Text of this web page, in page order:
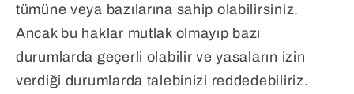
tümüne veya bazılarına sahip olabilirsiniz.
Ancak bu haklar mutlak olmayıp bazı
durumlarda geçerli olabilir ve yasaların izin
verdiği durumlarda talebinizi reddedebiliriz.